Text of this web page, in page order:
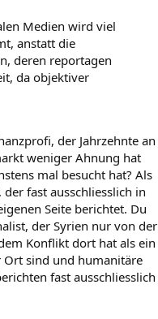
Medien wird viel
anstatt die
deren reportagen
da objektiver
der Jahrzehnte an
weniger Ahnung hat
mal besucht hat? Als
fast ausschliesslich in
Seite berichtet. Du
der Syrien nur von der
Konflikt dort hat als ein
sind und humanitäre
fast ausschliesslich